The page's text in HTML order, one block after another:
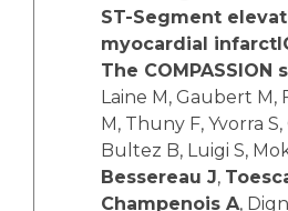
ST-Segment
myocardial
The COMPASSION
Laine M, Gaubert M,
M, Thuny F, Yvorra S,
Bultez B, Luigi S,
Bessereau J,
Champenois A,